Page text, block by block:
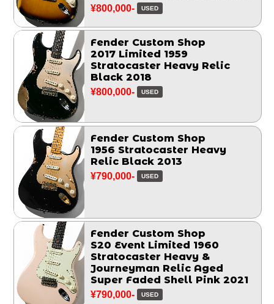
¥800,000- USED
Fender Custom Shop
2017 Limited 1959
Stratocaster Heavy Relic
Black 2018
¥800,000- USED
Fender Custom Shop
1956 Stratocaster Heavy
Relic Black 2013
¥790,000- USED
Fender Custom Shop
S20 Event Limited 1960
Stratocaster Heavy &
Journeyman Relic Aged
Super Faded Shell Pink 2021
¥790,000- USED